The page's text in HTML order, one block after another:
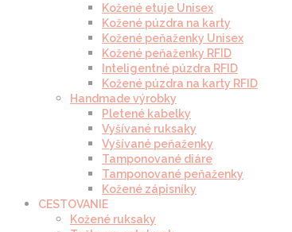
Kožené etuje Unisex
Kožené púzdra na karty
Kožené peňaženky Unisex
Kožené peňaženky RFID
Inteligentné púzdra RFID
Kožené púzdra na karty RFID
Handmade výrobky
Pletené kabelky
Vyšívané ruksaky
Vyšívané peňaženky
Tamponované diáre
Tamponované peňaženky
Kožené zápisníky
CESTOVANIE
Kožené ruksaky